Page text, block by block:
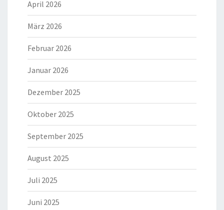
April 2026
März 2026
Februar 2026
Januar 2026
Dezember 2025
Oktober 2025
September 2025
August 2025
Juli 2025
Juni 2025